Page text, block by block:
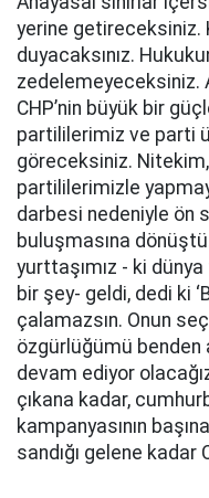
yerine getireceksiniz.
duyacaksınız.
zedelemeyeceksiniz.
CHP’nin büyük bir
partililerimiz ve parti
göreceksiniz.
partililerimizle
darbesi nedeniyle ön
buluşmasına
yurttaşımız - ki
bir şey- geldi, dedi ki
çalamazsın. Onun
özgürlüğümü benden
devam ediyor
çıkana kadar,
kampanyasının
sandığı gelene kadar